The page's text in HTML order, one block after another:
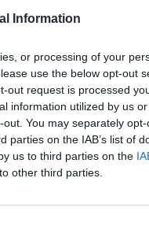
Information
or processing of your
use the below opt-out
out request is processed
information utilized by us
You may separately
parties on the IAB’s list of
us to third parties on the
other third parties.